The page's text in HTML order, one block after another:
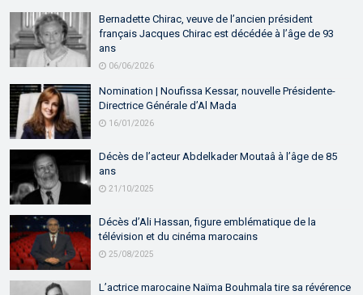
Bernadette Chirac, veuve de l’ancien président
français Jacques Chirac est décédée à l’âge de 93
ans
06/06/2026
Nomination | Noufissa Kessar, nouvelle Présidente-
Directrice Générale d’Al Mada
16/01/2026
Décès de l’acteur Abdelkader Moutaâ à l’âge de 85
ans
21/10/2025
Décès d’Ali Hassan, figure emblématique de la
télévision et du cinéma marocains
25/08/2025
L’actrice marocaine Naïma Bouhmala tire sa révérence